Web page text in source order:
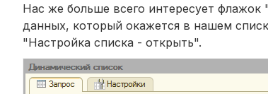
Нас же больше всего интересует
данных, который окажется в нашем
"Настройка списка - открыть".